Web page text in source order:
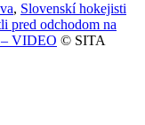
, Slovenskí hokejisti
pred odchodom na
– VIDEO © SITA